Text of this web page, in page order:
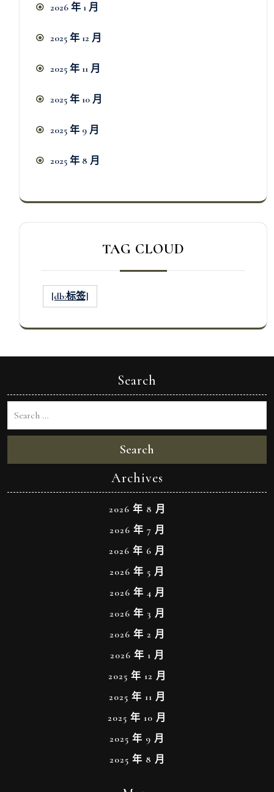
2026 年 1 月
2025 年 12 月
2025 年 11 月
2025 年 10 月
2025 年 9 月
2025 年 8 月
TAG CLOUD
[db:标签]
Search
Search
Archives
2026 年 8 月
2026 年 7 月
2026 年 6 月
2026 年 5 月
2026 年 4 月
2026 年 3 月
2026 年 2 月
2026 年 1 月
2025 年 12 月
2025 年 11 月
2025 年 10 月
2025 年 9 月
2025 年 8 月